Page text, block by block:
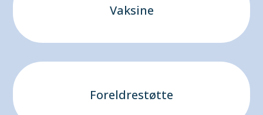
Vaksine
Foreldrestøtte